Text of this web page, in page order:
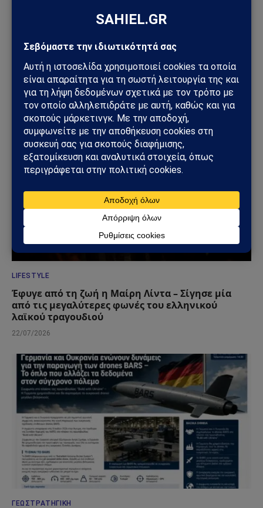
ΓΕΩΣΤΡΑΤΗΓΙΚΉ
ΗΠΑ: «Όχι» στην επιστροφή της Τουρκίας στα F-
35 – Η επιστολή προς το Κογκρέσο που διατηρεί
το αδιέξοδο με τους S-400
25/07/2026
LIFESTYLE
Έφυγε από τη ζωή η Μαίρη Λίντα – Σίγησε μία
από τις μεγαλύτερες φωνές του ελληνικού
λαϊκού τραγουδιού
22/07/2026
ΓΕΩΣΤΡΑΤΗΓΙΚΉ